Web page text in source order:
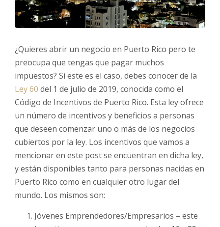
¿Quieres abrir un negocio en Puerto Rico pero te
preocupa que tengas que pagar muchos
impuestos? Si este es el caso, debes conocer de la
Ley 60 del 1 de julio de 2019, conocida como el
Código de Incentivos de Puerto Rico. Esta ley ofrece
un número de incentivos y beneficios a personas
que deseen comenzar uno o más de los negocios
cubiertos por la ley. Los incentivos que vamos a
mencionar en este post se encuentran en dicha ley,
y están disponibles tanto para personas nacidas en
Puerto Rico como en cualquier otro lugar del
mundo. Los mismos son:
Jóvenes Emprendedores/Empresarios – este